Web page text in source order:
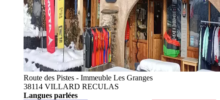
Route des Pistes - Immeuble Les Granges
38114 VILLARD RECULAS
Langues parlées